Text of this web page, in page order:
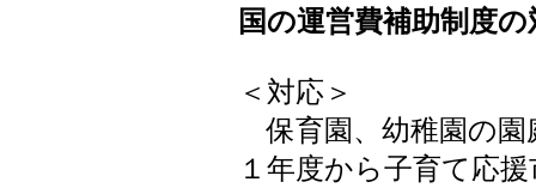
国の運営費補助制度
＜対応＞
保育園、幼稚園の園
１年度から子育て応